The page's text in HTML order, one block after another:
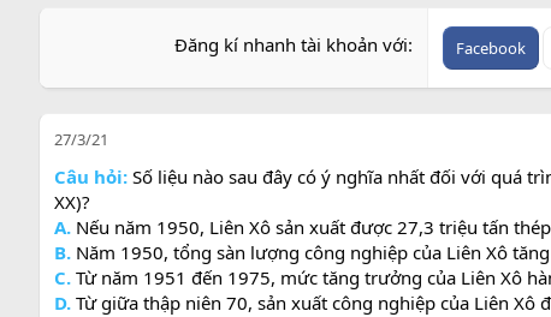
Đăng kí nhanh tài khoản với Facebook
27/3/21
Câu hỏi: Số liệu nào sau đây có ý nghĩa nhất đối với quá
XX)?
A. Nếu năm 1950, Liên Xô sản xuất được 27,3 triệu tấn
B. Năm 1950, tổng sàn lượng công nghiệp của Liên Xô
C. Từ năm 1951 đến 1975, mức tăng trưởng của Liên Xô
D. Từ giữa thập niên 70, sản xuất công nghiệp của Liên